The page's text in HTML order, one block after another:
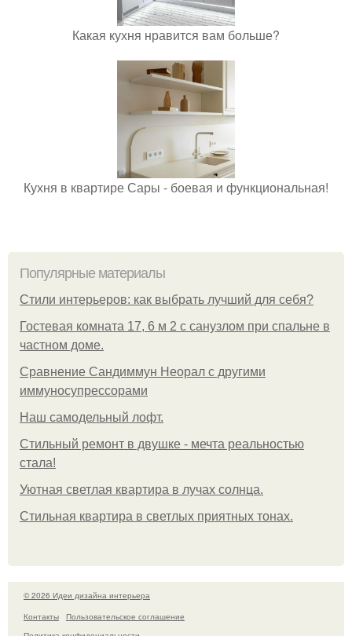
Какая кухня нравится вам больше?
Кухня в квартире Сары - боевая и функциональная!
Популярные материалы
Стили интерьеров: как выбрать лучший для себя?
Гостевая комната 17, 6 м 2 с санузлом при спальне в
частном доме.
Сравнение Сандиммун Неорал с другими
иммуносупрессорами
Наш самодельный лофт.
Стильный ремонт в двушке - мечта реальностью
стала!
Уютная светлая квартира в лучах солнца.
Стильная квартира в светлых приятных тонах.
© 2026 Идеи дизайна интерьера
Контакты
Пользовательское соглашение